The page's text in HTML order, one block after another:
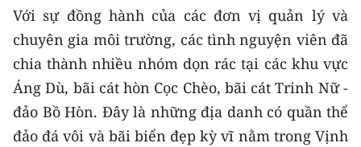
CHƯƠNG TRÌNH OCOP - MỖI XÃ
MỘT SẢN PHẨM
RADIO
MEDIA CENTER
Với sự đồng hành của các đơn vị quản lý và
chuyên gia môi trường, các tình nguyện viên đã
chia thành nhiều nhóm dọn rác tại các khu vực
Áng Dù, bãi cát hòn Cọc Chèo, bãi cát Trinh Nữ -
đảo Bồ Hòn. Đây là những địa danh có quần thể
đảo đá vôi và bãi biển đẹp kỳ vĩ nằm trong Vịnh